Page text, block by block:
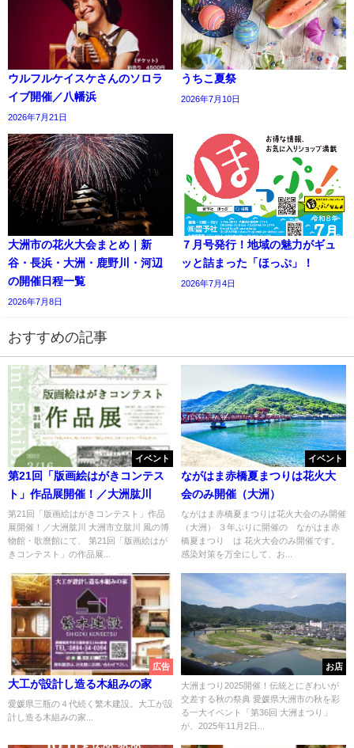
ウルフルケイスケさんのソロラ
イブ開催／八幡浜
2026年7月21日
うちこ夏祭
2026年7月10日
大洲市の花火大会まとめ｜新
谷・長浜・大洲・鹿野川・河辺
の開催日程一覧
2026年7月8日
７月号発行！地域の魅力がギュ
ッと詰まった「ほっぷ」！
2026年7月4日
おすすめの記事
イベント
第21回「版画絵はがきコンテス
ト」作品展開催！／大洲肱川
第21回「版画絵はがきコンテスト」作品
展開催！／大洲肱川 大洲市立肱川 風の博
物館・歌麿館にて、 第21回「版画絵はが
きコンテスト」の作品展...
イベント
ながはま赤橋夏まつりは花火大
会のみ開催（大洲）
ながはま赤橋夏まつりは花火大会のみ開催
（大洲） ３年ぶりに開催の ながはま赤
橋夏まつり は 花火大会のみ開催です。
感染対策を万全にして、お...
広告
大工が設計し造る木組みの家
愛媛県三瓶の４代続く繁木建設。大工が設
計し造る木組みの家...
お店
大洲まつり2025開催！伝統とにぎわいが
交差する秋の祭典 愛媛県大洲市の秋を彩
る一大イベント「第36回 大洲まつり」
が、2025年11月2日...